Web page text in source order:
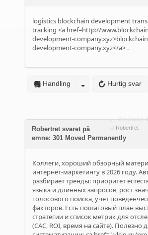
logistics blockchain development
tracking <a href=http://
development-
development-company.xyz</a> .
Hurtig svar
Handling
3 måneder
Robertret
Robertret svaret på
emne: 301 Moved Permanently
Коллеги, хороший обзорный
интернет-маркетингу в 2026 году.
разбирает тренды: приоритет
языка и длинных запросов, рост
голосового поиска, учёт
факторов. Есть пошаговый план
стратегии и список метрик для
(CAC, ROI, время на сайте). Полезно